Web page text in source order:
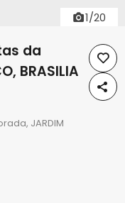
1/20
da
BRASILIA
JARDIM